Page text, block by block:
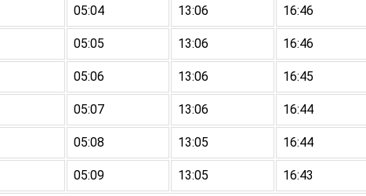
05:04 13:06 16:46
05:05 13:06 16:46
05:06 13:06 16:45
05:07 13:06 16:44
05:08 13:05 16:44
05:09 13:05 16:43